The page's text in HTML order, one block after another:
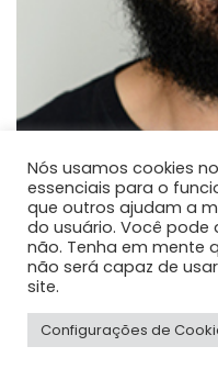
Paulo José
PROFESSOR DE ENSINO
Atualmente é
Nós usamos cookies
essenciais para o
que outros ajudam a
do usuário. Você pode
não. Tenha em mente
não será capaz de
site.
Configurações de